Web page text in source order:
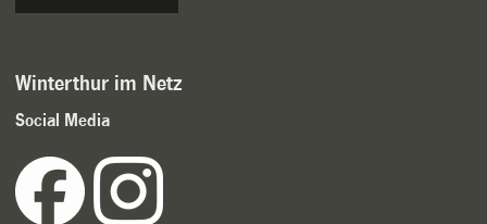
Winterthur im Netz
Social Media